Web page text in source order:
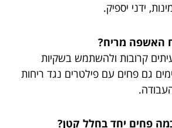
ידני יספיק.
האשפה מריח?
קרובות ולהשתמש בשקיות
גם פחים עם פילטרים נגד ריחות
פחים יחד בחלל קטן?